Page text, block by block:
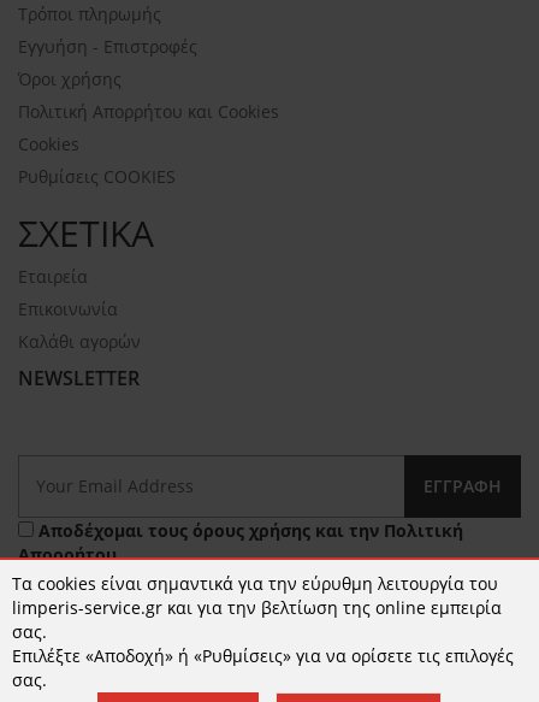
Τρόποι πληρωμής
Εγγυήση - Επιστροφές
Όροι χρήσης
Πολιτική Απορρήτου και Cookies
Cookies
Ρυθμίσεις COOKIES
ΣΧΕΤΙΚΑ
Εταιρεία
Επικοινωνία
Καλάθι αγορών
NEWSLETTER
ΕΓΓΡΑΦΉ
Αποδέχομαι τους όρους χρήσης και την Πολιτική
Απορρήτου
Τα cookies είναι σημαντικά για την εύρυθμη λειτουργία του
limperis-service.gr και για την βελτίωση της online εμπειρία
σας.
Επιλέξτε «Αποδοχή» ή «Ρυθμίσεις» για να ορίσετε τις επιλογές
σας.